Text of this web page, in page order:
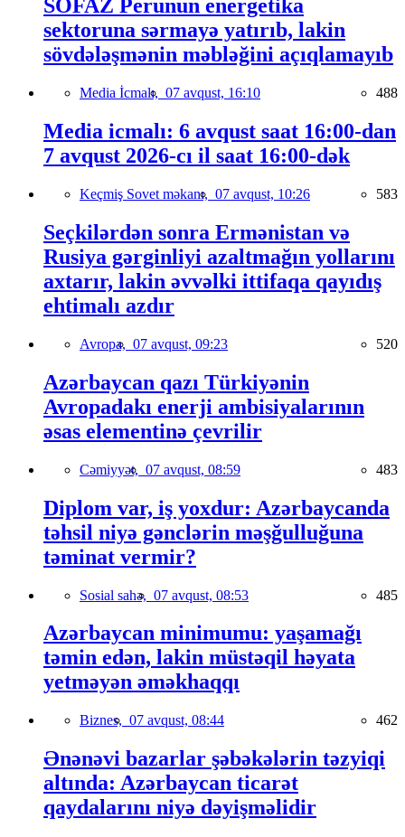
SOFAZ Perunun energetika
sektoruna sərmayə yatırıb, lakin
sövdələşmənin məbləğini açıqlamayıb
Media İcmalı, 07 avqust, 16:10 488
Media icmalı: 6 avqust saat 16:00-dan
7 avqust 2026-cı il saat 16:00-dək
Keçmiş Sovet məkanı, 07 avqust, 10:26 583
Seçkilərdən sonra Ermənistan və
Rusiya gərginliyi azaltmağın yollarını
axtarır, lakin əvvəlki ittifaqa qayıdış
ehtimalı azdır
Avropa, 07 avqust, 09:23 520
Azərbaycan qazı Türkiyənin
Avropadakı enerji ambisiyalarının
əsas elementinə çevrilir
Cəmiyyət, 07 avqust, 08:59 483
Diplom var, iş yoxdur: Azərbaycanda
təhsil niyə gənclərin məşğulluğuna
təminat vermir?
Sosial sahə, 07 avqust, 08:53 485
Azərbaycan minimumu: yaşamağı
təmin edən, lakin müstəqil həyata
yetməyən əməkhaqqı
Biznes, 07 avqust, 08:44 462
Ənənəvi bazarlar şəbəkələrin təzyiqi
altında: Azərbaycan ticarət
qaydalarını niyə dəyişməlidir